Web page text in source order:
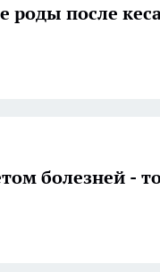
роды после
болезней -